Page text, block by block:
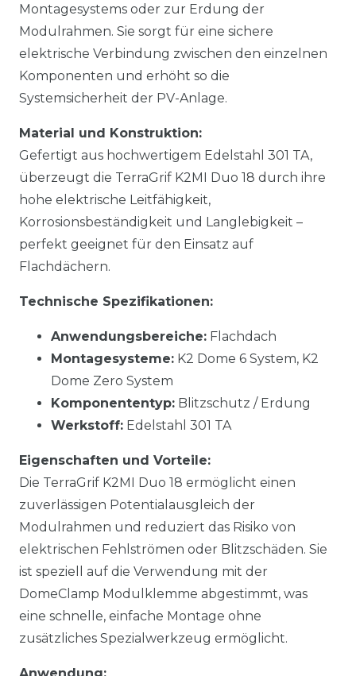
Montagesystems oder zur Erdung der
Modulrahmen. Sie sorgt für eine sichere
elektrische Verbindung zwischen den einzelnen
Komponenten und erhöht so die
Systemsicherheit der PV-Anlage.
Material und Konstruktion:
Gefertigt aus hochwertigem Edelstahl 301 TA,
überzeugt die TerraGrif K2MI Duo 18 durch ihre
hohe elektrische Leitfähigkeit,
Korrosionsbeständigkeit und Langlebigkeit –
perfekt geeignet für den Einsatz auf
Flachdächern.
Technische Spezifikationen:
Anwendungsbereiche: Flachdach
Montagesysteme: K2 Dome 6 System, K2
Dome Zero System
Komponententyp: Blitzschutz / Erdung
Werkstoff: Edelstahl 301 TA
Eigenschaften und Vorteile:
Die TerraGrif K2MI Duo 18 ermöglicht einen
zuverlässigen Potentialausgleich der
Modulrahmen und reduziert das Risiko von
elektrischen Fehlströmen oder Blitzschäden. Sie
ist speziell auf die Verwendung mit der
DomeClamp Modulklemme abgestimmt, was
eine schnelle, einfache Montage ohne
zusätzliches Spezialwerkzeug ermöglicht.